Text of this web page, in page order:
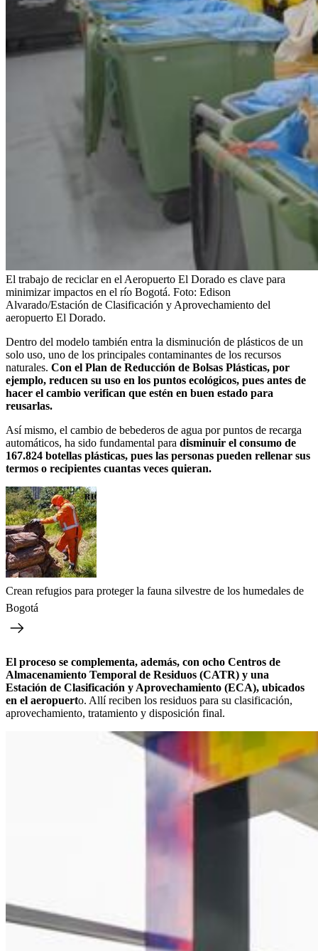
El trabajo de reciclar en el Aeropuerto El Dorado es clave para
minimizar impactos en el río Bogotá. Foto: Edison
Alvarado/Estación de Clasificación y Aprovechamiento del
aeropuerto El Dorado.
Dentro del modelo también entra la disminución de plásticos de un
solo uso, uno de los principales contaminantes de los recursos
naturales. Con el Plan de Reducción de Bolsas Plásticas, por
ejemplo, reducen su uso en los puntos ecológicos, pues antes de
hacer el cambio verifican que estén en buen estado para
reusarlas.
Así mismo, el cambio de bebederos de agua por puntos de recarga
automáticos, ha sido fundamental para disminuir el consumo de
167.824 botellas plásticas, pues las personas pueden rellenar sus
termos o recipientes cuantas veces quieran.
Crean refugios para proteger la fauna silvestre de los humedales de
Bogotá
El proceso se complementa, además, con ocho Centros de
Almacenamiento Temporal de Residuos (CATR) y una
Estación de Clasificación y Aprovechamiento (ECA), ubicados
en el aeropuerto. Allí reciben los residuos para su clasificación,
aprovechamiento, tratamiento y disposición final.